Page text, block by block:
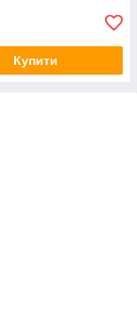
Купити